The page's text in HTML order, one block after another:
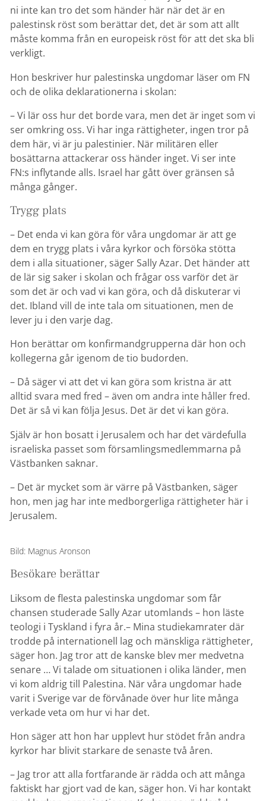
ni inte kan tro det som händer här när det är en
palestinsk röst som berättar det, det är som att allt
måste komma från en europeisk röst för att det ska bli
verkligt.
Hon beskriver hur palestinska ungdomar läser om FN
och de olika deklarationerna i skolan:
– Vi lär oss hur det borde vara, men det är inget som vi
ser omkring oss. Vi har inga rättigheter, ingen tror på
dem här, vi är ju palestinier. När militären eller
bosättarna attackerar oss händer inget. Vi ser inte
FN:s inflytande alls. Israel har gått över gränsen så
många gånger.
Trygg plats
– Det enda vi kan göra för våra ungdomar är att ge
dem en trygg plats i våra kyrkor och försöka stötta
dem i alla situationer, säger Sally Azar. Det händer att
de lär sig saker i skolan och frågar oss varför det är
som det är och vad vi kan göra, och då diskuterar vi
det. Ibland vill de inte tala om situationen, men de
lever ju i den varje dag.
Hon berättar om konfirmandgrupperna där hon och
kollegerna går igenom de tio budorden.
– Då säger vi att det vi kan göra som kristna är att
alltid svara med fred – även om andra inte håller fred.
Det är så vi kan följa Jesus. Det är det vi kan göra.
Själv är hon bosatt i Jerusalem och har det värdefulla
israeliska passet som församlingsmedlemmarna på
Västbanken saknar.
– Det är mycket som är värre på Västbanken, säger
hon, men jag har inte medborgerliga rättigheter här i
Jerusalem.
Bild: Magnus Aronson
Besökare berättar
Liksom de flesta palestinska ungdomar som får
chansen studerade Sally Azar utomlands – hon läste
teologi i Tyskland i fyra år.– Mina studiekamrater där
trodde på internationell lag och mänskliga rättigheter,
säger hon. Jag tror att de kanske blev mer medvetna
senare … Vi talade om situationen i olika länder, men
vi kom aldrig till Palestina. När våra ungdomar hade
varit i Sverige var de förvånade över hur lite många
verkade veta om hur vi har det.
Hon säger att hon har upplevt hur stödet från andra
kyrkor har blivit starkare de senaste två åren.
– Jag tror att alla fortfarande är rädda och att många
faktiskt har gjort vad de kan, säger hon. Vi har kontakt